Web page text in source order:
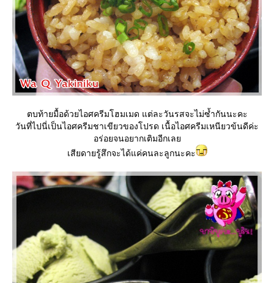
ตบท้ายมื้อด้วยไอศครีมโฮมเมด แต่ละวันรสจะไม่ซ้ำกันนะคะ
วันที่ไปนี่เป็นไอศครีมชาเขียวของโปรด เนื้อไอศครีมเหนียวข้นดีค่ะ
อร่อยจนอยากเติมอีกเล
เสียดายรู้สึกจะได้แค่คนละลูกนะคะ